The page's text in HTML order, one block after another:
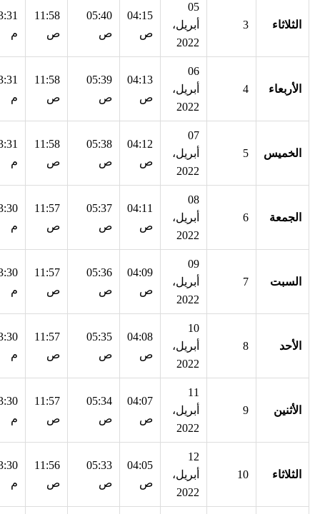
الثلاثاء 3
05
أبريل،
2022
04:15
ص
05:40
ص
11:58
ص
م
الأربعاء 4
06
أبريل،
2022
04:13
ص
05:39
ص
11:58
ص
م
الخميس 5
07
أبريل،
2022
04:12
ص
05:38
ص
11:58
ص
م
الجمعة 6
08
أبريل،
2022
04:11
ص
05:37
ص
11:57
ص
م
السبت 7
09
أبريل،
2022
04:09
ص
05:36
ص
11:57
ص
م
الأحد 8
10
أبريل،
2022
04:08
ص
05:35
ص
11:57
ص
م
الأثنين 9
11
أبريل،
2022
04:07
ص
05:34
ص
11:57
ص
م
الثلاثاء 10
12
أبريل،
2022
04:05
ص
05:33
ص
11:56
ص
م